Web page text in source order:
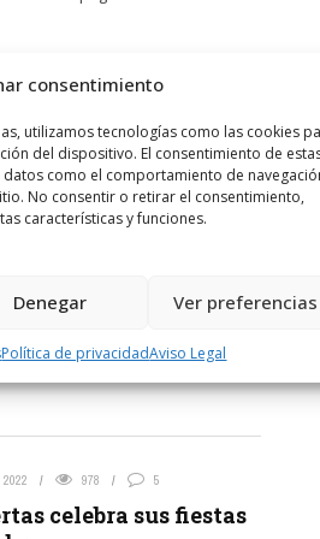
consentimiento
utilizamos tecnologías como las cookies
del dispositivo. El consentimiento de
como el comportamiento de
No consentir o retirar el consentimiento,
características y funciones.
Denegar Ver preferencias
Política de privacidadAviso Legal
2022 793 3
alguacil del Barrio de
978 5
celebra sus fiestas